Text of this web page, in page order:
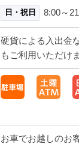
日・祝日 8:00～
硬貨による入出金
もご利用いただけ
お車でお越しのお